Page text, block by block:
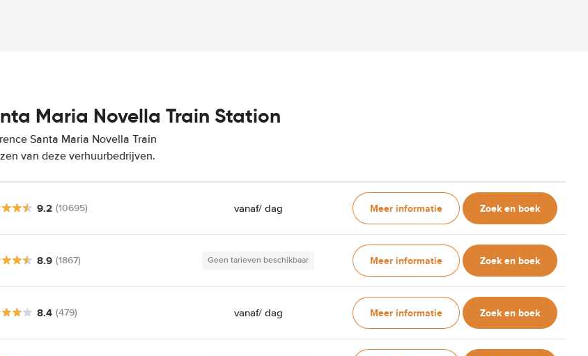
Maria Novella Train Station
Santa Maria Novella Train
van deze verhuurbedrijven.
9.2 (10695) vanaf/ dag Meer informatie Zoek en boek
8.9 (1867) Geen tarieven beschikbaar Meer informatie Zoek en boek
8.4 (479) vanaf/ dag Meer informatie Zoek en boek